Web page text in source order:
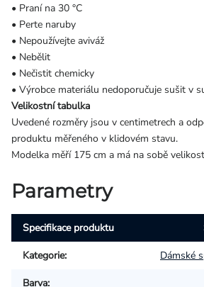
• Praní na 30 °C
• Perte naruby
• Nepoužívejte aviváž
• Nebělit
• Nečistit chemicky
• Výrobce materiálu nedoporučuje sušit v
Velikostní tabulka
Uvedené rozměry jsou v centimetrech a
produktu měřeného v klidovém stavu.
Modelka měří 175 cm a má na sobě
Parametry
Specifikace produktu
Kategorie: Dámské
Barva: